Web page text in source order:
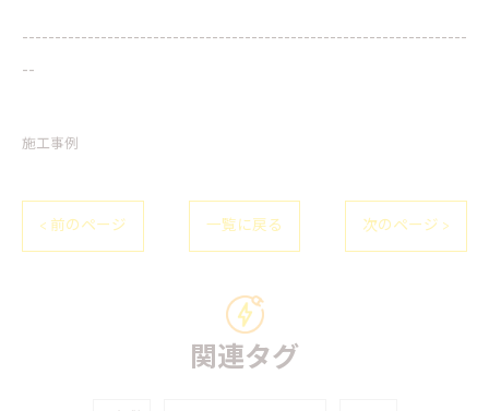
--------------------------------------------------------------------
--
施工事例
< 前のページ 一覧に戻る 次のページ >
関連タグ